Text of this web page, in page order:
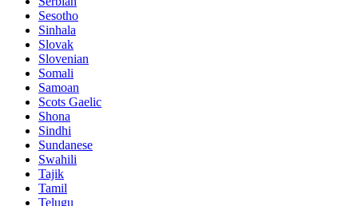
Sesotho
Sinhala
Slovak
Slovenian
Somali
Samoan
Scots Gaelic
Shona
Sindhi
Sundanese
Swahili
Tajik
Tamil
Telugu